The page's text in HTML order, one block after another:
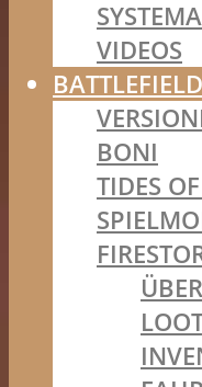
VIDEOS
BONI
TIDES